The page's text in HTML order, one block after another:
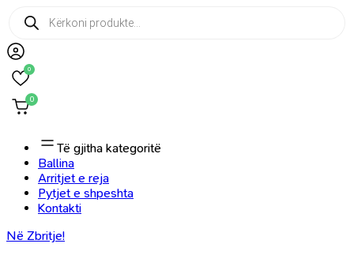
Products
search
0
0
Të gjitha kategoritë
Ballina
Arritjet e reja
Pytjet e shpeshta
Kontakti
Në Zbritje!